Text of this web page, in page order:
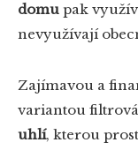
domu pak
nevyužívají
Zajímavou a
variantou
uhlí, kterou